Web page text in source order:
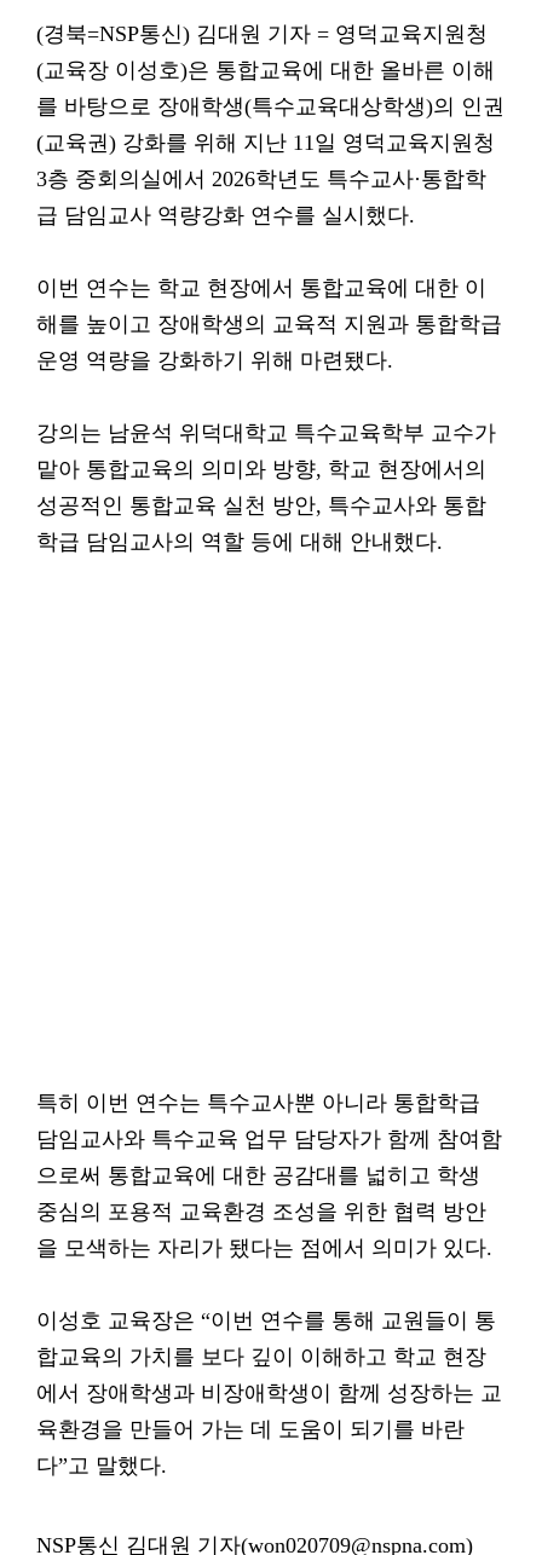
(경북=NSP통신) 김대원 기자 = 영덕교육지원청
(교육장 이성호)은 통합교육에 대한 올바른 이해
를 바탕으로 장애학생(특수교육대상학생)의 인권
(교육권) 강화를 위해 지난 11일 영덕교육지원청
3층 중회의실에서 2026학년도 특수교사·통합학
급 담임교사 역량강화 연수를 실시했다.
이번 연수는 학교 현장에서 통합교육에 대한 이
해를 높이고 장애학생의 교육적 지원과 통합학급
운영 역량을 강화하기 위해 마련됐다.
강의는 남윤석 위덕대학교 특수교육학부 교수가
맡아 통합교육의 의미와 방향, 학교 현장에서의
성공적인 통합교육 실천 방안, 특수교사와 통합
학급 담임교사의 역할 등에 대해 안내했다.
특히 이번 연수는 특수교사뿐 아니라 통합학급
담임교사와 특수교육 업무 담당자가 함께 참여함
으로써 통합교육에 대한 공감대를 넓히고 학생
중심의 포용적 교육환경 조성을 위한 협력 방안
을 모색하는 자리가 됐다는 점에서 의미가 있다.
이성호 교육장은 “이번 연수를 통해 교원들이 통
합교육의 가치를 보다 깊이 이해하고 학교 현장
에서 장애학생과 비장애학생이 함께 성장하는 교
육환경을 만들어 가는 데 도움이 되기를 바란
다”고 말했다.
NSP통신 김대원 기자(won020709@nspna.com)